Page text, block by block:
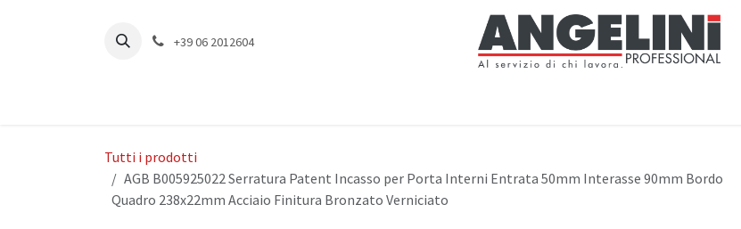
+39 06 2012604
Tutti i prodotti
AGB B005925022 Serratura Patent Incasso per Porta Interni Entrata 50mm Interasse 90mm Bordo
Quadro 238x22mm Acciaio Finitura Bronzato Verniciato